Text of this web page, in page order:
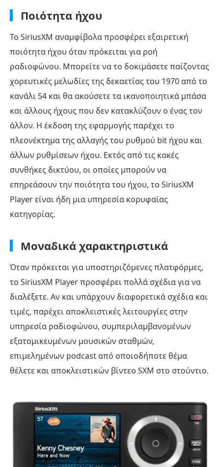
Ποιότητα ήχου
Το SiriusXM αναμφίβολα προσφέρει εξαιρετική
ποιότητα ήχου όταν πρόκειται για ροή
ραδιοφώνου. Μπορείτε να το δοκιμάσετε παίζοντας
χορευτικές μελωδίες της δεκαετίας του 1970 από το
κανάλι 54 και θα ακούσετε τα ικανοποιητικά μπάσα
και άλλους ήχους που δεν κατακλύζουν ο ένας τον
άλλον. Η έκδοση της εφαρμογής παρέχει το
πλεονέκτημα της αλλαγής του ρυθμού bit ήχου και
άλλων ρυθμίσεων ήχου. Εκτός από τις κακές
συνθήκες δικτύου, οι οποίες μπορούν να
επηρεάσουν την ποιότητα του ήχου, το SiriusXM
Player είναι ήδη μια υπηρεσία κορυφαίας
κατηγορίας.
Μοναδικά χαρακτηριστικά
Όταν πρόκειται για υποστηριζόμενες πλατφόρμες,
το SiriusXM Player προσφέρει πολλά σχέδια για να
διαλέξετε. Αν και υπάρχουν διαφορετικά σχέδια και
τιμές, παρέχει αποκλειστικές λειτουργίες στην
υπηρεσία ραδιοφώνου, συμπεριλαμβανομένων
εξατομικευμένων μουσικών σταθμών,
επιμελημένων podcast από οποιοδήποτε θέμα
θέλετε και αποκλειστικών βίντεο SXM στο στούντιο.